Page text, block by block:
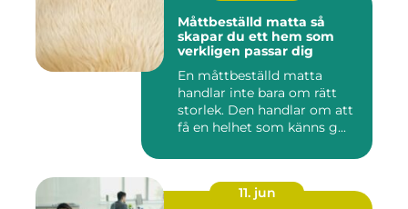
Måttbeställd matta så
skapar du ett hem som
verkligen passar dig
En måttbeställd matta
handlar inte bara om rätt
storlek. Den handlar om att
få en helhet som känns g...
11. jun